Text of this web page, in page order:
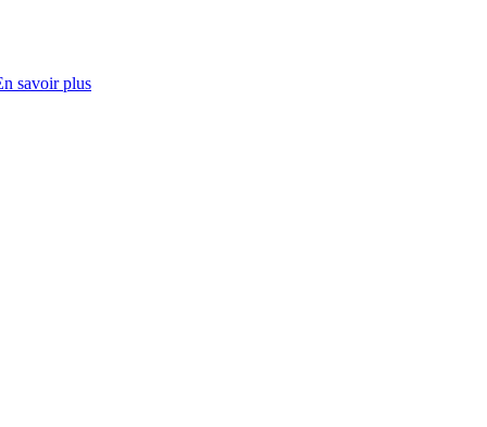
savoir plus